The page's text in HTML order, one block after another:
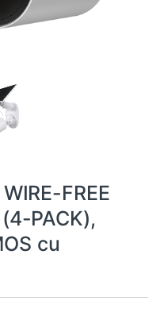
FREE
PACK),
cu